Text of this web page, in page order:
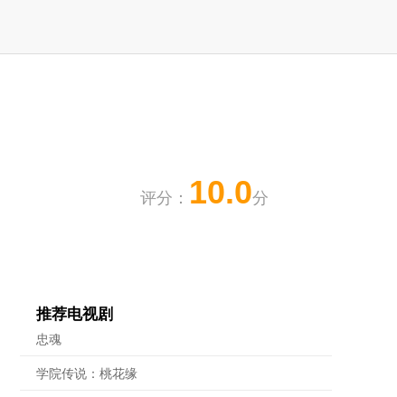
评分： 10.0分
推荐电视剧
忠魂
学院传说：桃花缘